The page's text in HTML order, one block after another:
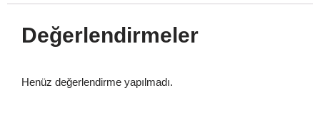
Değerlendirmeler
Henüz değerlendirme yapılmadı.